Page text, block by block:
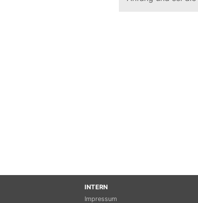
INTERN
Impressum